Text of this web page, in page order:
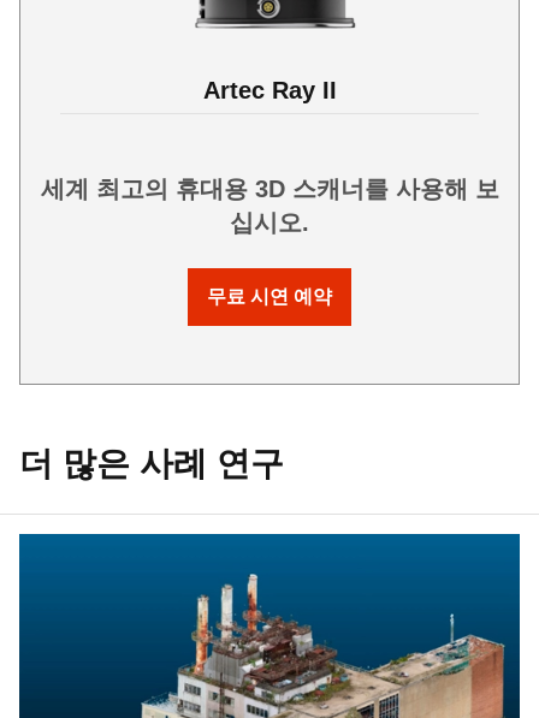
Artec Ray II
세계 최고의 휴대용 3D 스캐너를 사용해 보
십시오.
무료 시연 예약
더 많은 사례 연구